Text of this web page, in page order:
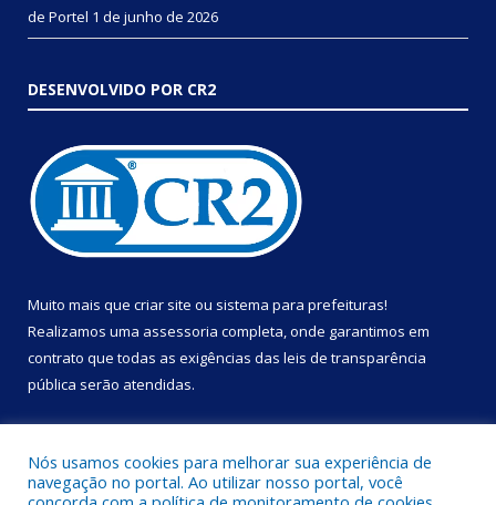
de Portel 1 de junho de 2026
DESENVOLVIDO POR CR2
Muito mais que criar site ou sistema para prefeituras!
Realizamos uma assessoria completa, onde garantimos em
contrato que todas as exigências das leis de transparência
pública serão atendidas.
Nós usamos cookies para melhorar sua experiência de
navegação no portal. Ao utilizar nosso portal, você